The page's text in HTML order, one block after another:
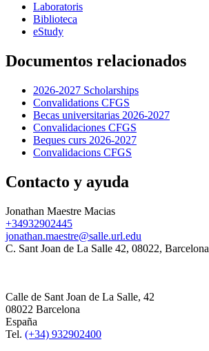
Laboratoris
Biblioteca
eStudy
Documentos relacionados
2026-2027 Scholarships
Convalidations CFGS
Becas universitarias 2026-2027
Convalidaciones CFGS
Beques curs 2026-2027
Convalidacions CFGS
Contacto y ayuda
Jonathan Maestre Macias
+34932902445
jonathan.maestre@salle.url.edu
C. Sant Joan de La Salle 42, 08022, Barcelona
Calle de Sant Joan de La Salle, 42
08022 Barcelona
España
Tel. (+34) 932902400